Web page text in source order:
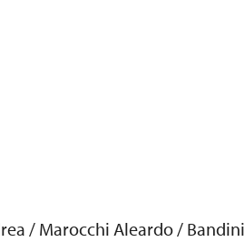
/ Marocchi Aleardo / Bandini